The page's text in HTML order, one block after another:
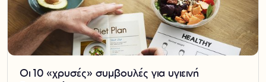
Οι 10 «χρυσές» συμβουλές για υγιεινή